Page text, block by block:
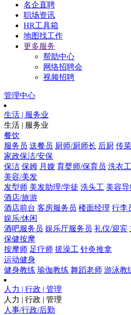
名企直聘
职场资讯
HR工具箱
地图找工作
更多服务
帮助中心
网络招聘会
视频招聘
管理中心
生活 | 服务业
生活 | 服务业
餐饮
服务员 送餐员 厨师/厨师长 后厨 传
家政保洁/安保
保洁 保姆 月嫂 育婴师/保育员 洗衣工
美容/美发
发型师 美发助理/学徒 洗头工 美容
酒店/旅游
酒店前台 客房服务员 楼面经理 行李
娱乐/休闲
酒吧服务员 娱乐厅服务员 礼仪/迎宾
保健按摩
按摩师 足疗师 搓澡工 针灸推拿
运动健身
健身教练 瑜伽教练 舞蹈老师 游泳教
人力 | 行政 | 管理
人力 | 行政 | 管理
人事/行政/后勤